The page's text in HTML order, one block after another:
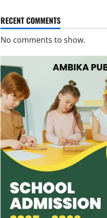
RECENT COMMENTS
No comments to show.